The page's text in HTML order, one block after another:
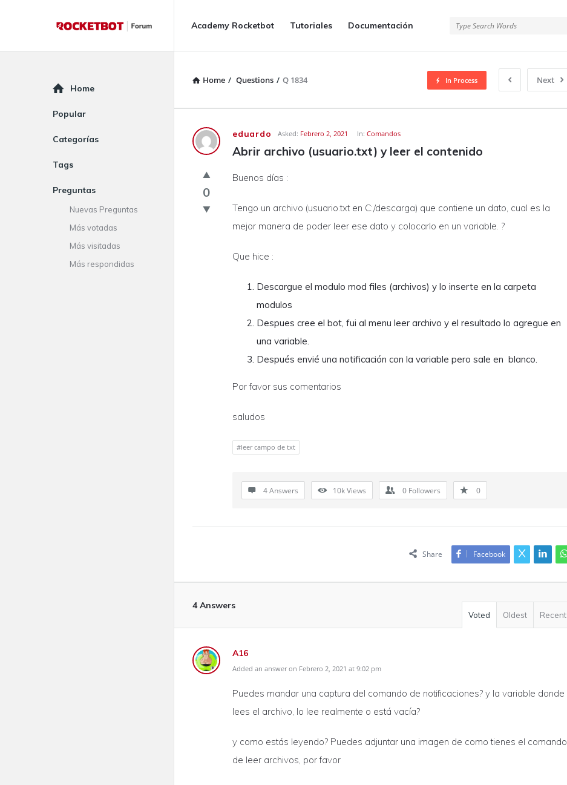
Forum
Forum
Navigation
Academy Rocketbot Tutoriales Documentación
Home / Questions / Q 1834 Next
In Process
Rocketbot
Forum
Latest
Questions
eduardo Asked: Febrero 2, 2021 In: Comandos
Abrir archivo (usuario.txt) y leer el contenido
0
Buenos días :
Tengo un archivo (usuario.txt en C:/descarga) que contiene un dato, cual es la
mejor manera de poder leer ese dato y colocarlo en un variable. ?
Que hice :
Descargue el modulo mod files (archivos) y lo inserte en la carpeta
modulos
Despues cree el bot, fui al menu leer archivo y el resultado lo agregue en
una variable.
Después envié una notificación con la variable pero sale en blanco.
Por favor sus comentarios
saludos
#leer campo de txt
4 Answers 10kViews 0 Followers 0
Share Facebook
4 Answers
Voted Oldest Recent
A16
Added an answer on Febrero 2, 2021 at 9:02 pm
Puedes mandar una captura del comando de notificaciones? y la variable donde
lees el archivo, lo lee realmente o está vacía?
y como estás leyendo? Puedes adjuntar una imagen de como tienes el comando
de leer archivos, por favor
Explore
Home
Popular
Categorías
Tags
Preguntas
Nuevas Preguntas
Más votadas
Más visitadas
Más respondidas